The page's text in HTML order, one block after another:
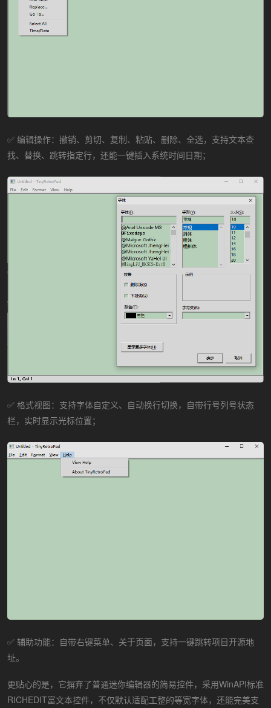
✅ 编辑操作：撤销、剪切、复制、粘贴、删除、全选，支持文本查
找、替换、跳转指定行，还能一键插入系统时间日期；
✅ 格式视图：支持字体自定义、自动换行切换，自带行号列号状态
栏，实时显示光标位置；
✅ 辅助功能：自带右键菜单、关于页面，支持一键跳转项目开源地
址。
更贴心的是，它摒弃了普通迷你编辑器的简易控件，采用WinAPI标准
RICHEDIT富文本控件，不仅默认适配工整的等宽字体，还能完美支